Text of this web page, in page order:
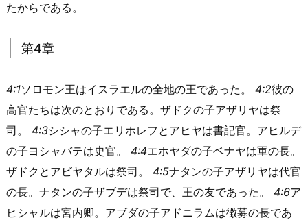
たからである。
第4章
4:1ソロモン王はイスラエルの全地の王であった。 4:2彼の
高官たちは次のとおりである。ザドクの子アザリヤは祭
司。 4:3シシャの子エリホレフとアヒヤは書記官。アヒルデ
の子ヨシャバテは史官。 4:4エホヤダの子ベナヤは軍の長。
ザドクとアビヤタルは祭司。 4:5ナタンの子アザリヤは代官
の長。ナタンの子ザブデは祭司で、王の友であった。 4:6ア
ヒシャルは宮内卿。アブダの子アドニラムは徴募の長であ